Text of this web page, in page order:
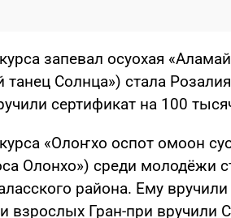
запевал осуохая
Солнца») стала
сертификат на 100
«Олоҥхо оспот омоон
Олонхо») среди молодёжи
района. Ему
взрослых Гран-при вручили